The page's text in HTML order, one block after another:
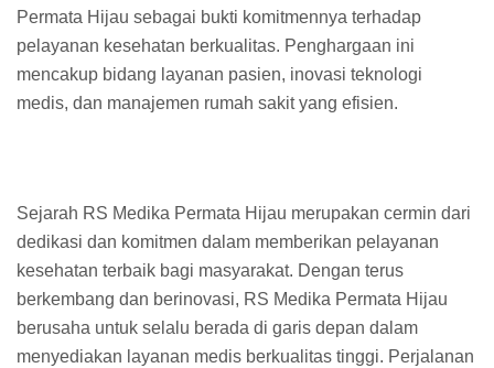
Permata Hijau sebagai bukti komitmennya terhadap
pelayanan kesehatan berkualitas. Penghargaan ini
mencakup bidang layanan pasien, inovasi teknologi
medis, dan manajemen rumah sakit yang efisien.
Sejarah RS Medika Permata Hijau merupakan cermin dari
dedikasi dan komitmen dalam memberikan pelayanan
kesehatan terbaik bagi masyarakat. Dengan terus
berkembang dan berinovasi, RS Medika Permata Hijau
berusaha untuk selalu berada di garis depan dalam
menyediakan layanan medis berkualitas tinggi. Perjalanan